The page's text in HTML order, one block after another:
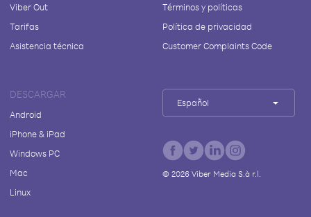
Viber Out
Tarifas
Asistencia técnica
Términos y políticas
Política de privacidad
Customer Complaints Code
DESCARGAR
Android
iPhone & iPad
Windows PC
Mac
Linux
Español
© 2026Viber Media S.à r.l.